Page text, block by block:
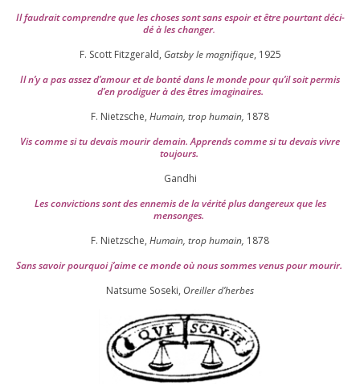
Il fau­drait com­prendre que les choses sont sans espoir et être pour­tant déci­
dé à les chan­ger.
F. Scott Fitzgerald, Gatsby le magni­fique, 1925
Il n’y a pas assez d’a­mour et de bon­té dans le monde pour qu’il soit per­mis
d’en pro­di­guer à des êtres imaginaires.
F. Nietzsche, Humain, trop humain, 1878
Vis comme si tu devais mou­rir demain. Apprends comme si tu devais vivre
toujours.
Gandhi
Les convic­tions sont des enne­mis de la véri­té plus dan­ge­reux que les
mensonges.
F. Nietzsche, Humain, trop humain, 1878
Sans savoir pour­quoi j’aime ce monde où nous sommes venus pour mourir.
Natsume Soseki, Oreiller d’herbes